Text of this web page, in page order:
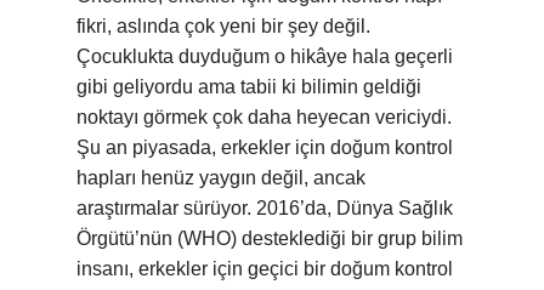
fikri, aslında çok yeni bir şey değil.
Çocuklukta duyduğum o hikâye hala geçerli
gibi geliyordu ama tabii ki bilimin geldiği
noktayı görmek çok daha heyecan vericiydi.
Şu an piyasada, erkekler için doğum kontrol
hapları henüz yaygın değil, ancak
araştırmalar sürüyor. 2016’da, Dünya Sağlık
Örgütü’nün (WHO) desteklediği bir grup bilim
insanı, erkekler için geçici bir doğum kontrol